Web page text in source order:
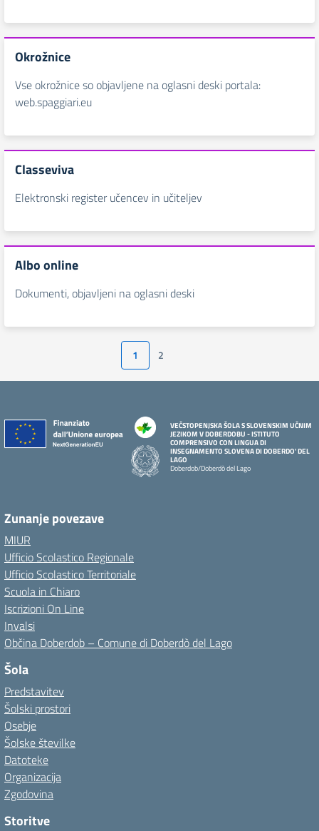
Okrožnice
Vse okrožnice so objavljene na oglasni deski portala:
web.spaggiari.eu
Classeviva
Elektronski register učencev in učiteljev
Albo online
Dokumenti, objavljeni na oglasni deski
1 2
VEČSTOPENJSKA ŠOLA S SLOVENSKIM UČNIM
JEZIKOM V DOBERDOBU - ISTITUTO
COMPRENSIVO CON LINGUA DI
INSEGNAMENTO SLOVENA DI DOBERDO' DEL
LAGO
Doberdob/Doberdò del Lago
Zunanje povezave
MIUR
Ufficio Scolastico Regionale
Ufficio Scolastico Territoriale
Scuola in Chiaro
Iscrizioni On Line
Invalsi
Občina Doberdob – Comune di Doberdò del Lago
Šola
Predstavitev
Šolski prostori
Osebje
Šolske številke
Datoteke
Organizacija
Zgodovina
Storitve